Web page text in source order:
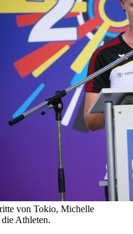
von Tokio, Michelle
Athleten.